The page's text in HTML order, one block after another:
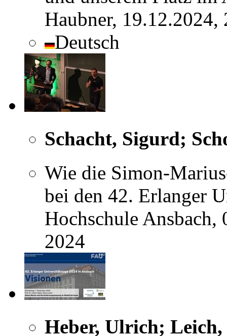
Haubner,
Deutsch
Schacht, Sigurd;
Wie die Simon-
bei den 42. Erlanger
Hochschule
2024
Heber, Ulrich; Leich,